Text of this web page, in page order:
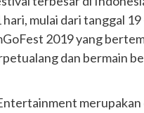
mulai dari tanggal
2019 yang
dan bermain